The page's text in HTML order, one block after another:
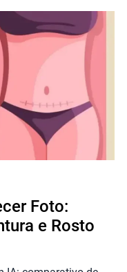
Foto:
e Rosto